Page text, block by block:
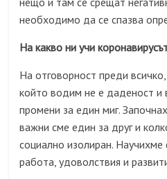
необходимо да се спазва
На какво ни учи
На отговорност преди
който водим не е даденост и
промени за един миг.
важни сме един за друг и
социално изолиран. Научихме
работа, удоволствия и